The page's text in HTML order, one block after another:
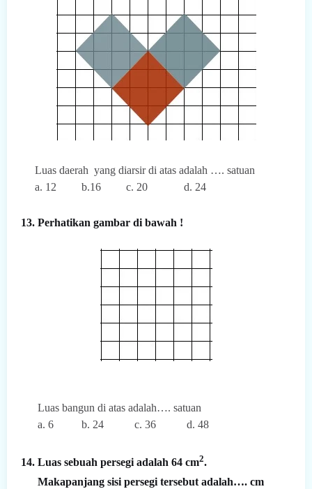
Luas daerah yang diarsir di atas adalah …. satuan
a. 12
b.16 c. 20 d. 24
13. Perhatikan gambar di bawah !
Luas bangun di atas adalah…. satuan
a. 6
b. 24 c. 36 d. 48
14. Luas sebuah persegi adalah 64 cm2.
Makapanjang sisi persegi tersebut adalah…. cm